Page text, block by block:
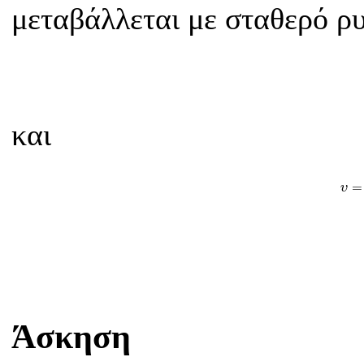
μεταβάλλεται με σταθερό
και
υ =
Άσκηση